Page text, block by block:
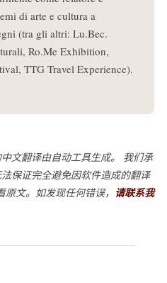
di arte e cultura a
(tra gli altri: Lu.Bec.
Ro.Me Exhibition,
TTG Travel Experience).
文翻译由自动工具生成。 我们承
保证完全避免因软件造成的翻译
文。如发现任何错误， 请联系我